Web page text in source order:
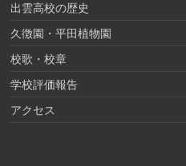
出雲高校の歴史
久徴園・平田植物園
校歌・校章
学校評価報告
アクセス